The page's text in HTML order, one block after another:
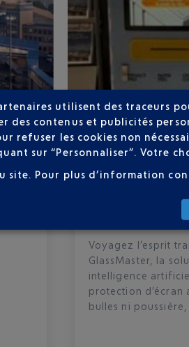
Publiéle 09-01-26
PROTÉGEZ
AVANT DE
GLASSMASTER
Protégez votre
Voyagez l’esprit
GlassMaster, la
intelligence
protection d’écran
bulles ni
utilisent des traceurs
contenus et publicités
refuser les cookies non
sur “Personnaliser”. Votre
site. Pour plus d’information